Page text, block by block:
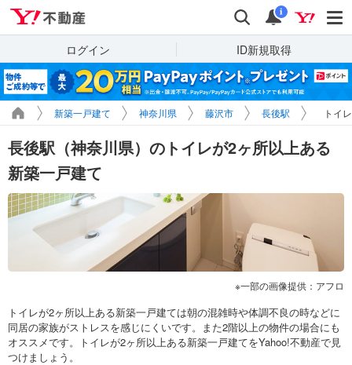
検索 通知
i
ログイン ID新規取得
新築一戸建て 神奈川県 藤沢市 長後駅 トイ
長後駅（神奈川県）のトイレが2ヶ所以上ある
新築一戸建て
一部の画像提供：アフロ
トイレが2ヶ所以上ある新築一戸建ては朝の混雑時や体調不良の時などに
同居の家族がストレスを感じにくいです。また2階以上の物件の場合にも
オススメです。トイレが2ヶ所以上ある新築一戸建てをYahoo!不動産で見
つけましょう。